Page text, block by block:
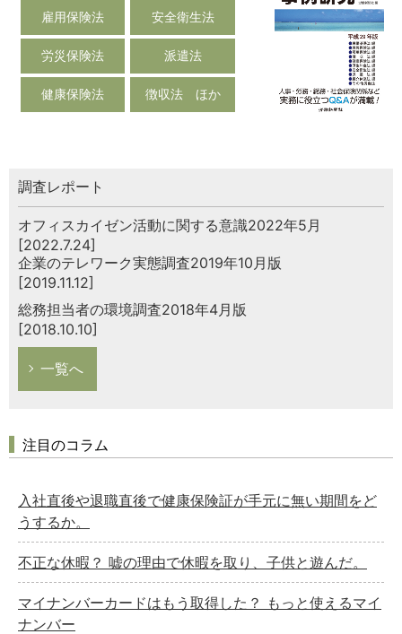
雇用保険法 安全衛生法
労災保険法 派遣法
健康保険法 徴収法 ほか
調査レポート
オフィスカイゼン活動に関する意識2022年5月
[2022.7.24]
企業のテレワーク実態調査2019年10月版
[2019.11.12]
総務担当者の環境調査2018年4月版
[2018.10.10]
一覧へ
注目のコラム
入社直後や退職直後で健康保険証が手元に無い期間をど
うするか。
不正な休暇？ 嘘の理由で休暇を取り、子供と遊んだ。
マイナンバーカードはもう取得した？ もっと使えるマイ
ナンバー